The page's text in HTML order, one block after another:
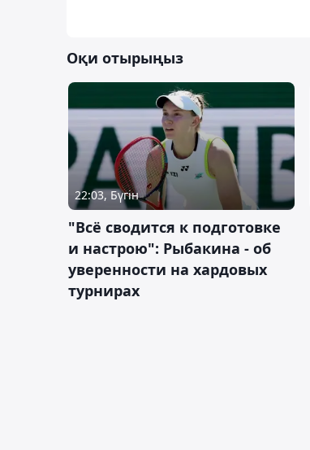
Оқи отырыңыз
22:03, Бүгін
"Всё сводится к подготовке
и настрою": Рыбакина - об
уверенности на хардовых
турнирах